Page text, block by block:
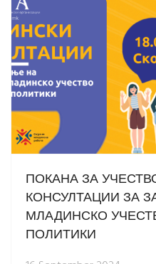
ПОКАНА ЗА
КОНСУЛТАЦИИ ЗА
МЛАДИНСКО
ПОЛИТИКИ